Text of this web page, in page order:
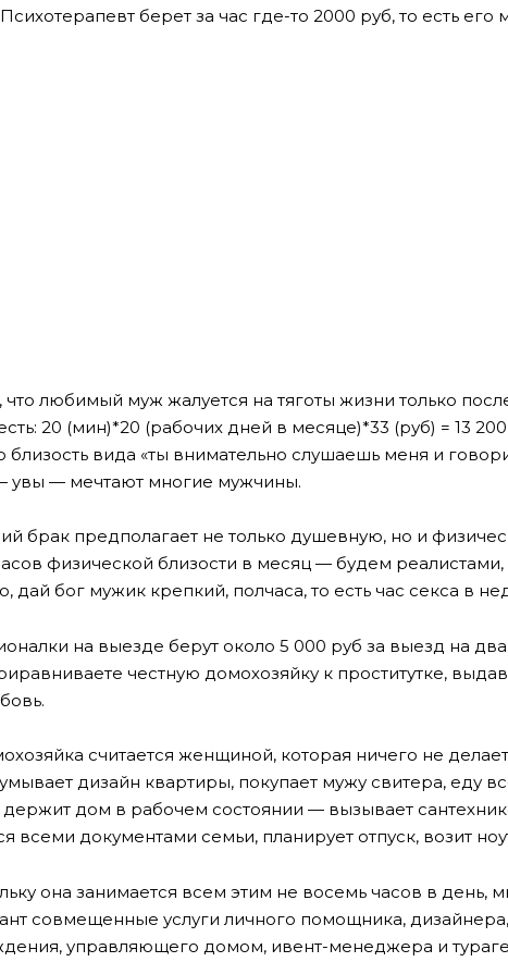
берет за час где-то 2000 руб, то есть его
что любимый муж жалуется на тяготы жизни только
20 (мин)*20 (рабочих дней в месяце)*33 (руб) = 13
вида «ты внимательно слушаешь меня и
увы — мечтают многие мужчины.
брак предполагает не только душевную, но и
физической близости в месяц — будем
дай бог мужик крепкий, полчаса, то есть час секса в
на выезде берут около 5 000 руб за выезд на
честную домохозяйку к проститутке,
считается женщиной, которая ничего не
дизайн квартиры, покупает мужу свитера, еду
дом в рабочем состоянии — вызывает
всеми документами семьи, планирует отпуск, возит
она занимается всем этим не восемь часов в день,
совмещенные услуги личного помощника,
управляющего домом, ивент-менеджера и